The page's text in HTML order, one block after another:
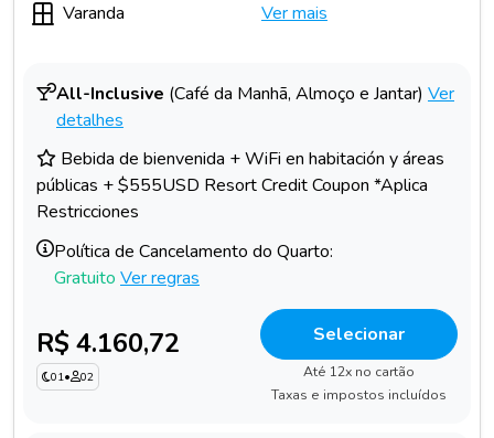
Varanda
Ver mais
All-Inclusive (Café da Manhã, Almoço e Jantar) Ver
detalhes
Bebida de bienvenida + WiFi en habitación y áreas
públicas + $555USD Resort Credit Coupon *Aplica
Restricciones
Política de Cancelamento do Quarto:
Gratuito Ver regras
R$ 4.160,72
01• 02
Selecionar
Até 12x no cartão
Taxas e impostos incluídos